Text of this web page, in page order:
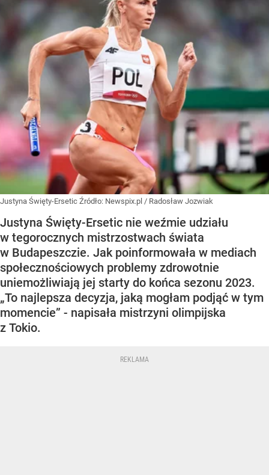
Justyna Święty-Ersetic Źródło: Newspix.pl / Radosław Jozwiak
Justyna Święty-Ersetic nie weźmie udziału
w tegorocznych mistrzostwach świata
w Budapeszczie. Jak poinformowała w mediach
społecznościowych problemy zdrowotnie
uniemożliwiają jej starty do końca sezonu 2023.
„To najlepsza decyzja, jaką mogłam podjąć w tym
momencie” - napisała mistrzyni olimpijska
z Tokio.